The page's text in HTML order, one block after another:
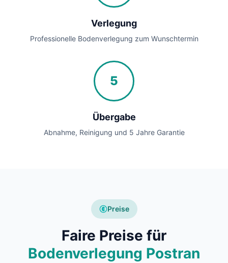
Verlegung
Professionelle Bodenverlegung zum Wunschtermin
5
Übergabe
Abnahme, Reinigung und 5 Jahre Garantie
Preise
Faire Preise für
Bodenverlegung Postran